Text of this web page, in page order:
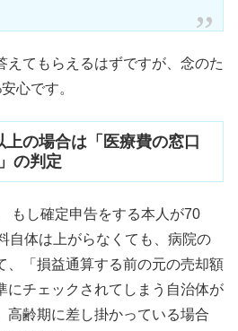
えてもらえるはずですが、念のた
心です。
の場合は「医療費の窓口
の判定
もし確定申告をする本人が70
自体は上がらなくても、病院の
、「損益通算する前の元の売却額
にチェックされてしまう自治体が
高齢期に差し掛かっている場合